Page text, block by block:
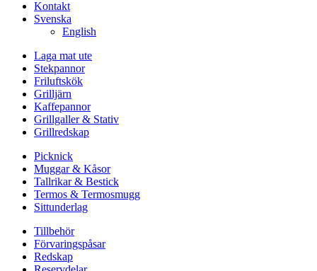
Kontakt
Svenska
English
Laga mat ute
Stekpannor
Friluftskök
Grilljärn
Kaffepannor
Grillgaller & Stativ
Grillredskap
Picknick
Muggar & Kåsor
Tallrikar & Bestick
Termos & Termosmugg
Sittunderlag
Tillbehör
Förvaringspåsar
Redskap